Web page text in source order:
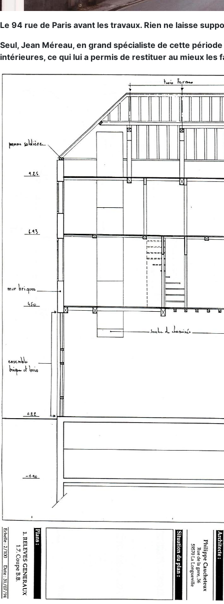
Le 94 rue de Paris avant les travaux. Rien ne laisse
Seul, Jean Méreau, en grand spécialiste de cette
intérieures, ce qui lui a permis de restituer au mieux les